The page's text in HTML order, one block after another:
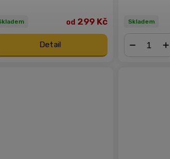
od299 Kč
Detail
Skladem